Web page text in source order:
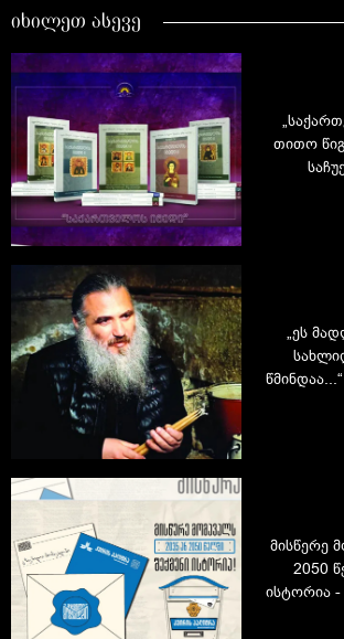
იხილეთ ასევე
თითო
„ეს
მისწერე
2050
ისტორია -